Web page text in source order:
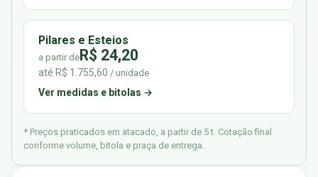
Pilares e Esteios
a partir deR$ 24,20
até R$ 1.755,60 / unidade
Ver medidas e bitolas →
* Preços praticados em atacado, a partir de 5 t. Cotação final
conforme volume, bitola e praça de entrega.